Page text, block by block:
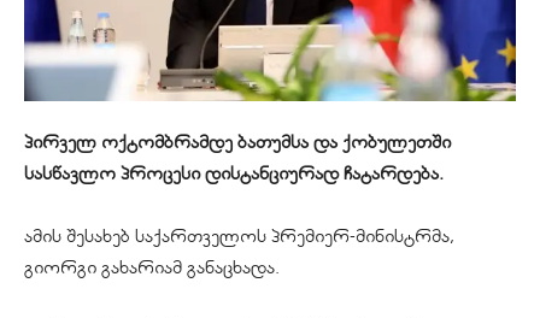
პირველ ოქტომბრამდე ბათუმსა და ქობულეთში
სასწავლო პროცესი დისტანციურად ჩატარდება.
ამის შესახებ საქართველოს პრემიერ-მინისტრმა,
გიორგი გახარიამ განაცხადა.